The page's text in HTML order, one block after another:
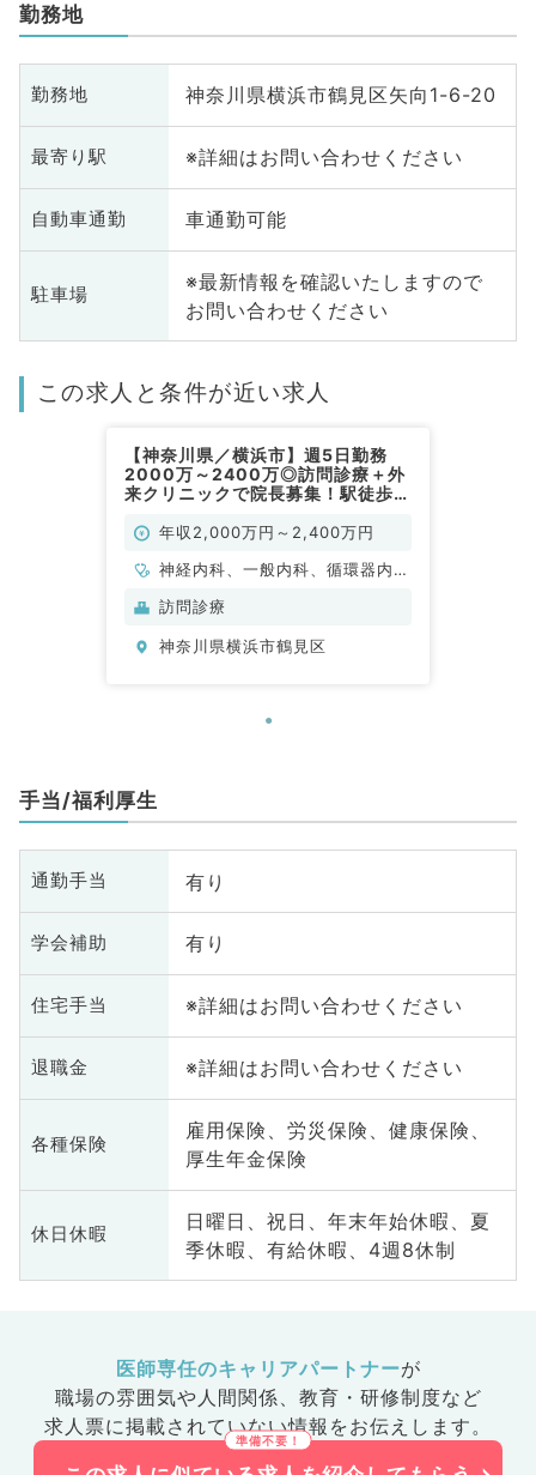
勤務地
勤務地 神奈川県横浜市鶴見区矢向1-6-20
最寄り駅 ※詳細はお問い合わせください
自動車通勤 車通勤可能
駐車場
※最新情報を確認いたしますので
お問い合わせください
この求人と条件が近い求人
【神奈川県／横浜市】週5日勤務
2000万～2400万◎訪問診療＋外
来クリニックで院長募集！駅徒歩2
年収2,000万円～2,400万円
神経内科、一般内科、循環器内
科、呼吸器内科、消化器内科、内
内科、血液内科
訪問診療
神奈川県横浜市鶴見区
手当/福利厚生
通勤手当 有り
学会補助 有り
住宅手当 ※詳細はお問い合わせください
退職金 ※詳細はお問い合わせください
各種保険
雇用保険、労災保険、健康保険、
厚生年金保険
休日休暇
日曜日、祝日、年末年始休暇、夏
季休暇、有給休暇、4週8休制
医師専任のキャリアパートナーが
職場の雰囲気や人間関係、 教育・研修制度など
求人票に掲載されていない情報をお伝えします。